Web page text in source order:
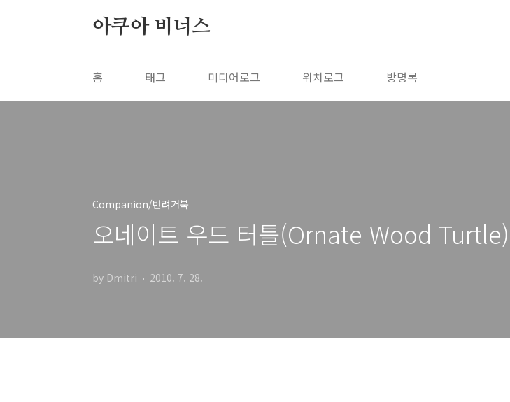
아쿠아 비너스
홈 태그 미디어로그 위치로그 방명록
Companion/반려거북
오네이트 우드 터틀(Ornate Wood
by Dmitri 2010. 7. 28.